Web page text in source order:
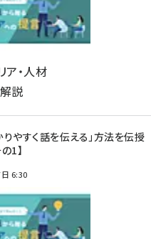
ア・人材
説
りやすく話を伝える」方法を伝授
1】
6:30